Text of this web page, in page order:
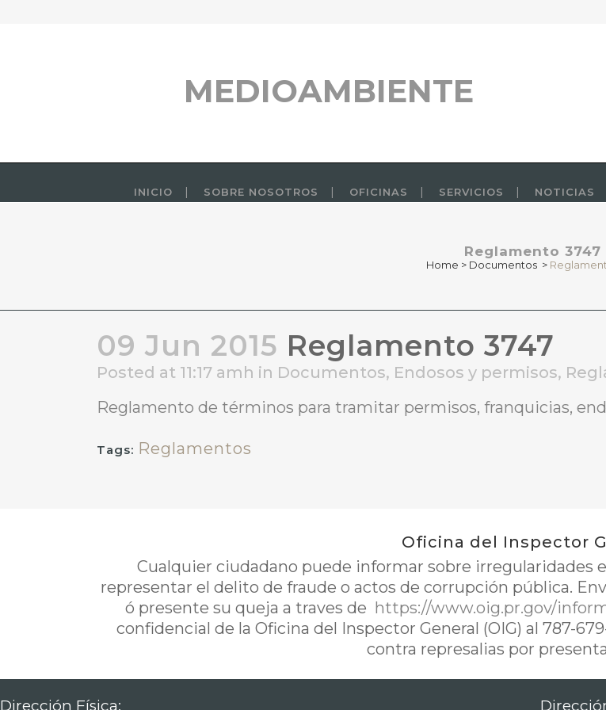
MEDIOAMBIENTE
INICIO SOBRE NOSOTROS OFICINAS SERVICIOS NOTICIAS
Reglamento 3747
Home > Documentos >
09 Jun 2015 Reglamento 3747
Posted at 11:17 amh in Documentos, Endosos y permisos,
Reglamento de términos para tramitar permisos, franquicias,
Tags: Reglamentos
Oficina del Inspector
Cualquier ciudadano puede informar sobre irregularidades
representar el delito de fraude o actos de corrupción pública.
ó presente su queja a traves de https://www.oig.pr.gov/
confidencial de la Oficina del Inspector General (OIG) al 787-
contra represalias por
Dirección Física: